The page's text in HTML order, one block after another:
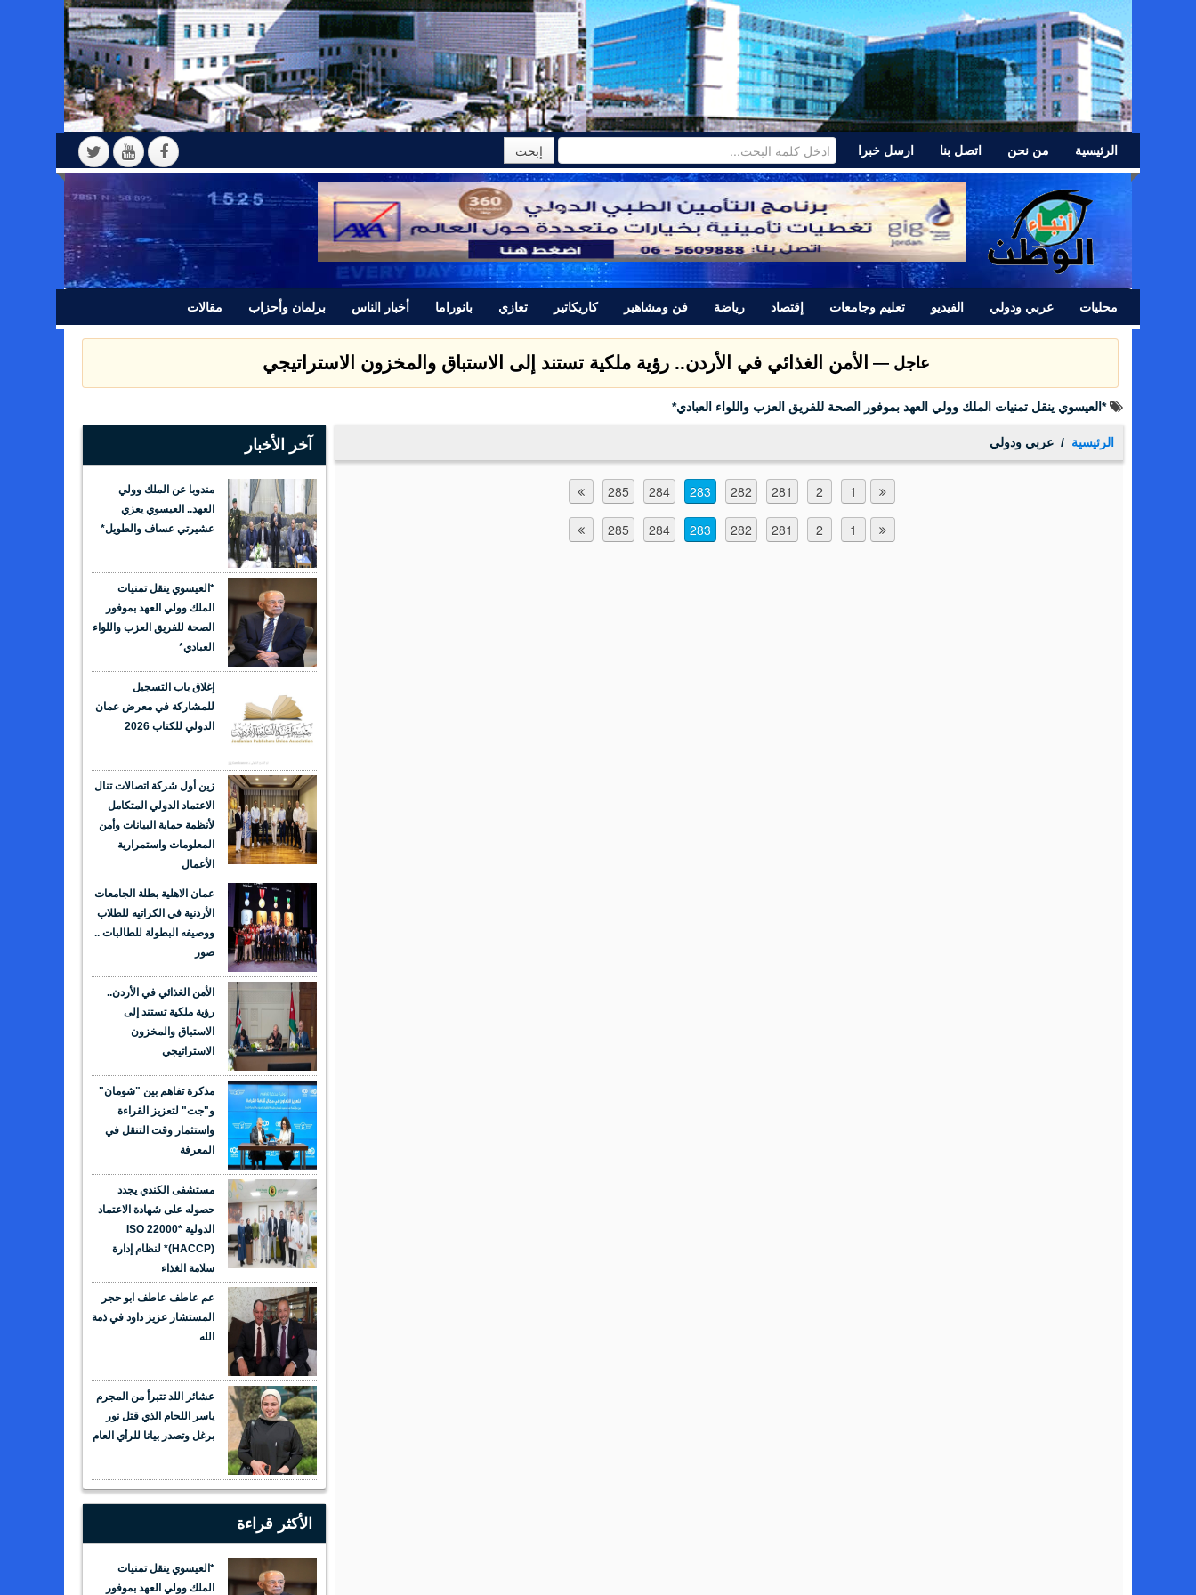
الرئيسية من نحن اتصل بنا ارسل خبرا
محليات عربي ودولي الفيديو تعليم وجامعات إقتصاد رياضة فن ومشاهير كاريكاتير تعازي بانوراما أخبار الناس برلمان وأحزاب مقالات
عاجل — الأمن الغذائي في الأردن.. رؤية ملكية تستند إلى الاستباق والمخزون الاستراتيجي
*العيسوي ينقل تمنيات الملك وولي العهد بموفور الصحة للفريق العزب واللواء العبادي*
الرئيسية عربي ودولي
1
2
281
282
283
284
285
1
2
281
282
283
284
285
آخر الأخبار
مندوبا عن الملك وولي
العهد.. العيسوي يعزي
عشيرتي عساف والطويل*
*العيسوي ينقل تمنيات
الملك وولي العهد بموفور
الصحة للفريق العزب واللواء
العبادي*
إغلاق باب التسجيل
للمشاركة في معرض عمان
الدولي للكتاب 2026
زين أول شركة اتصالات تنال
الاعتماد الدولي المتكامل
لأنظمة حماية البيانات وأمن
المعلومات واستمرارية
الأعمال
عمان الاهلية بطلة الجامعات
الأردنية في الكراتيه للطلاب
ووصيفه البطولة للطالبات ..
صور
الأمن الغذائي في الأردن..
رؤية ملكية تستند إلى
الاستباق والمخزون
الاستراتيجي
مذكرة تفاهم بين "شومان"
و"جت" لتعزيز القراءة
واستثمار وقت التنقل في
المعرفة
مستشفى الكندي يجدد
حصوله على شهادة الاعتماد
الدولية *ISO 22000
(HACCP)* لنظام إدارة
سلامة الغذاء
عم عاطف عاطف ابو حجر
المستشار عزيز داود في ذمة
الله
عشائر اللد تتبرأ من المجرم
ياسر اللحام الذي قتل نور
برغل وتصدر بيانا للرأي العام
الأكثر قراءة
*العيسوي ينقل تمنيات
الملك وولي العهد بموفور